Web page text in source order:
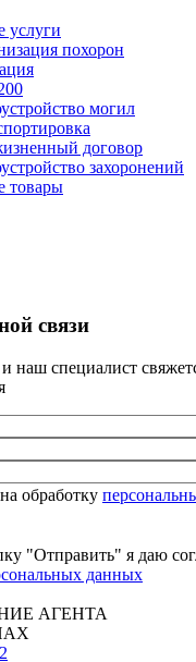
услуги
похорон
могил
договор
захоронений
товары
связи
наш специалист
обработку
"Отправить" я даю
данных
АГЕНТА